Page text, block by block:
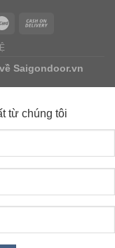
Saigondoor.vn
từ chúng tôi